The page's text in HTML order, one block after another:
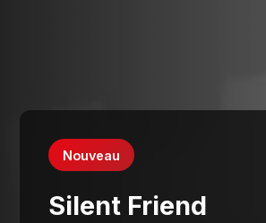
Nouveau
Silent Friend